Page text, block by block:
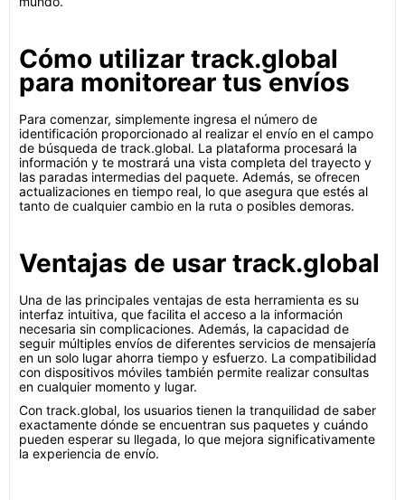
Cómo utilizar track.global
para monitorear tus envíos
Para comenzar, simplemente ingresa el número de
identificación proporcionado al realizar el envío en el campo
de búsqueda de track.global. La plataforma procesará la
información y te mostrará una vista completa del trayecto y
las paradas intermedias del paquete. Además, se ofrecen
actualizaciones en tiempo real, lo que asegura que estés al
tanto de cualquier cambio en la ruta o posibles demoras.
Ventajas de usar track.global
Una de las principales ventajas de esta herramienta es su
interfaz intuitiva, que facilita el acceso a la información
necesaria sin complicaciones. Además, la capacidad de
seguir múltiples envíos de diferentes servicios de mensajería
en un solo lugar ahorra tiempo y esfuerzo. La compatibilidad
con dispositivos móviles también permite realizar consultas
en cualquier momento y lugar.
Con track.global, los usuarios tienen la tranquilidad de saber
exactamente dónde se encuentran sus paquetes y cuándo
pueden esperar su llegada, lo que mejora significativamente
la experiencia de envío.